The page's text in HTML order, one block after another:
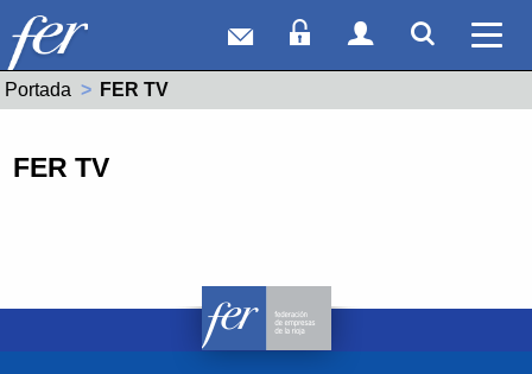
Correo webAcceso Socios
Acceso
Portada Actual:
FER TV
FER TV